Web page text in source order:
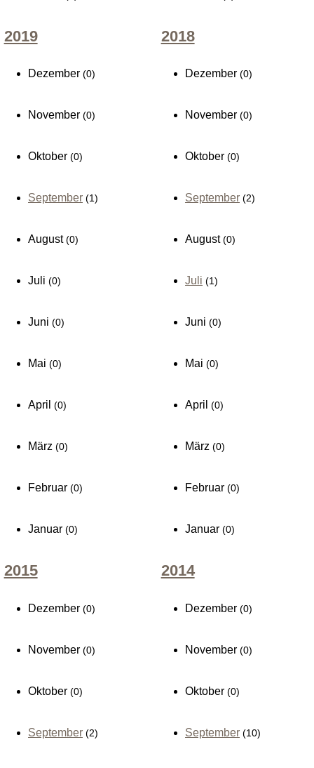
2019
Dezember (0)
November (0)
Oktober (0)
September (1)
August (0)
Juli (0)
Juni (0)
Mai (0)
April (0)
März (0)
Februar (0)
Januar (0)
2018
Dezember(0)
November(0)
Oktober(0)
September (2)
August(0)
Juli (1)
Juni(0)
Mai(0)
April(0)
März(0)
Februar(0)
Januar(0)
2015
Dezember (0)
November (0)
Oktober (0)
September (2)
2014
Dezember(0)
November(0)
Oktober(0)
September (10)